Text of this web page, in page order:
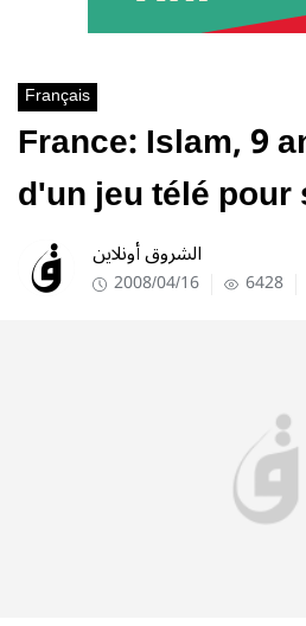
Français
France: Islam, 9
d'un jeu télé
الشروق أونلاين
2008/04/16 6428